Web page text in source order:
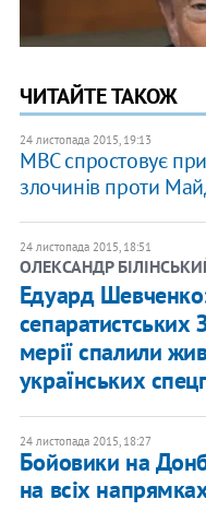
ЧИТАЙТЕ ТАКОЖ
24 листопада 2015, 19:13
МВС спростовує
злочинів проти
24 листопада 2015, 18:51
ОЛЕКСАНДР
Едуард
сепаратистських
мерії спалили
українських
24 листопада 2015, 18:27
Бойовики на
на всіх